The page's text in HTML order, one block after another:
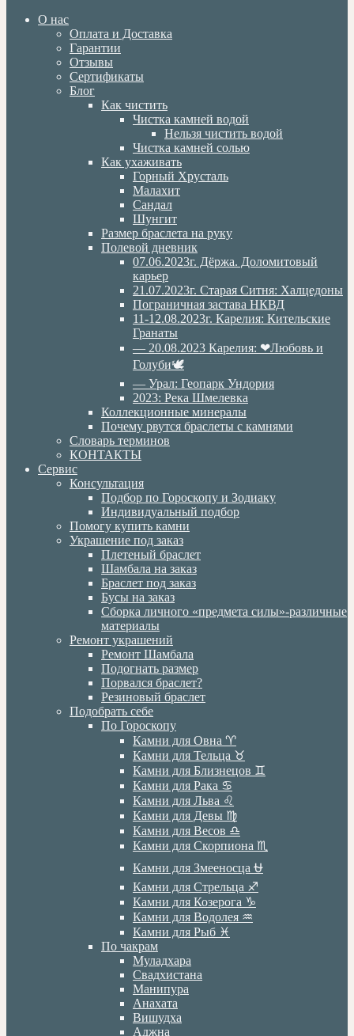
О нас
Оплата и Доставка
Гарантии
Отзывы
Сертификаты
Блог
Как чистить
Чистка камней водой
Нельзя чистить водой
Чистка камней солью
Как ухаживать
Горный Хрусталь
Малахит
Сандал
Шунгит
Размер браслета на руку
Полевой дневник
07.06.2023г. Дёржа. Доломитовый
карьер
21.07.2023г. Старая Ситня: Халцедоны
Пограничная застава НКВД
11-12.08.2023г. Карелия: Кительские
Гранаты
— 20.08.2023 Карелия: ❤Любовь и
Голуби🕊
— Урал: Геопарк Ундория
2023: Река Шмелевка
Коллекционные минералы
Почему рвутся браслеты с камнями
Словарь терминов
КОНТАКТЫ
Сервис
Консультация
Подбор по Гороскопу и Зодиаку
Индивидуальный подбор
Помогу купить камни
Украшение под заказ
Плетеный браслет
Шамбала на заказ
Браслет под заказ
Бусы на заказ
Сборка личного «предмета силы»-различные
материалы
Ремонт украшений
Ремонт Шамбала
Подогнать размер
Порвался браслет?
Резиновый браслет
Подобрать себе
По Гороскопу
Камни для Овна ♈️
Камни для Тельца ♉️
Камни для Близнецов ♊️
Камни для Рака ♋️
Камни для Льва ♌️
Камни для Девы ♍️
Камни для Весов ♎️
Камни для Скорпиона ♏️
Камни для Змееносца ⛎
Камни для Стрельца ♐️
Камни для Козерога ♑️
Камни для Водолея ♒️
Камни для Рыб ♓️
По чакрам
Муладхара
Свадхистана
Манипура
Анахата
Вишудха
Аджна